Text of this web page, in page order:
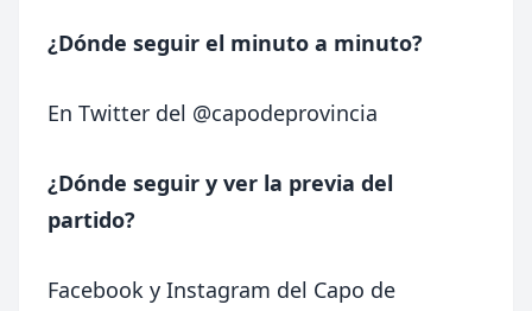
¿Dónde seguir el minuto a minuto?
En Twitter del @capodeprovincia
¿Dónde seguir y ver la previa del
partido?
Facebook y Instagram del Capo de